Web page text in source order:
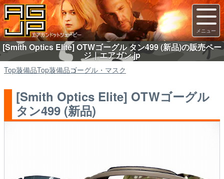
[Smith Optics Elite] OTWゴーグル タン499 (新品)の販売ペー
ジ｜エアガン.jp
Top装備品Top装備品ゴーグル・マスク
[Smith Optics Elite] OTWゴーグル
タン499 (新品)